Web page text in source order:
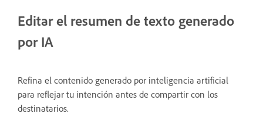
Editar el resumen de texto generado
por IA
Refina el contenido generado por inteligencia artificial
para reflejar tu intención antes de compartir con los
destinatarios.